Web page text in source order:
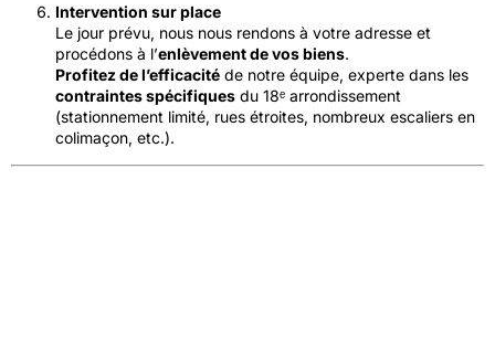
Intervention sur place
Le jour prévu, nous nous rendons à votre adresse et
procédons à l’enlèvement de vos biens.
Profitez de l’efficacité de notre équipe, experte dans les
contraintes spécifiques du 18ᵉ arrondissement
(stationnement limité, rues étroites, nombreux escaliers en
colimaçon, etc.).